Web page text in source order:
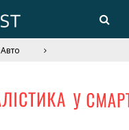
Авто